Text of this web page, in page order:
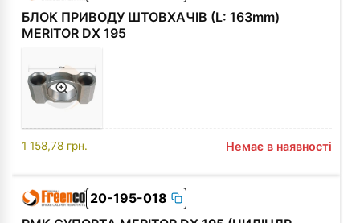
БЛОК ПРИВОДУ ШТОВХАЧІВ (L: 163mm)
MERITOR DX 195
1 158,78 грн. Немає в наявності
20-195-018